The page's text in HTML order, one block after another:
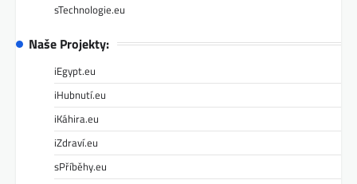
sTechnologie.eu
Naše Projekty:
iEgypt.eu
iHubnutí.eu
iKáhira.eu
iZdraví.eu
sPříběhy.eu